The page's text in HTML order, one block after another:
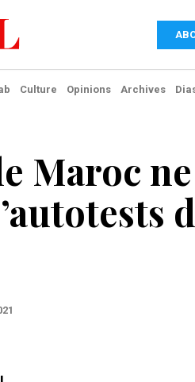
Culture Opinions Archives
Maroc ne